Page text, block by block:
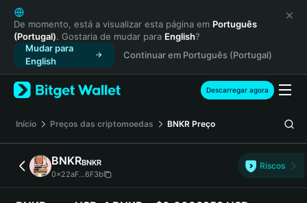
English
日本語
Tiếng Việt
Русский
Español (Latinoamérica)
Türkçe
Français
Deutsch
简体中文
繁體中文
Português (Portugal)
De momento, está a visualizar esta página em Português
(Portugal). Gostaria de mudar para English?
Mudar para
English
Continuar em Português (Portugal)
Descarregar agora
Início Preços das criptomoedas BNKR Preço
BNKRBNKR
0x22aF...6F3b
Riscos